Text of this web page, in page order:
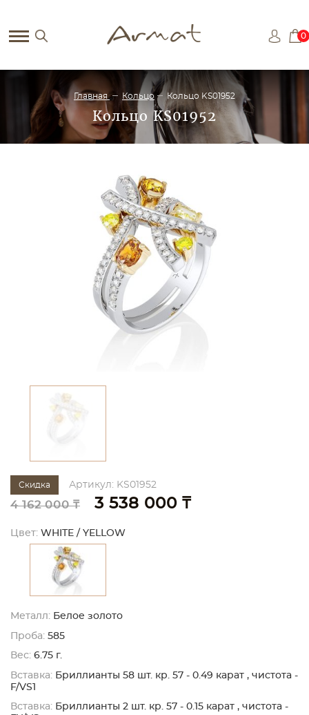
0
Главная Кольцо Кольцо KS01952
Кольцо KS01952
Скидка Артикул: KS01952
4 162 000 ₸ 3 538 000 ₸
Цвет: WHITE / YELLOW
Металл: Белое золото
Проба: 585
Вес: 6.75 г.
Вставка: Бриллианты 58 шт. кр. 57 - 0.49 карат , чистота -
F/VS1
Вставка: Бриллианты 2 шт. кр. 57 - 0.15 карат , чистота -